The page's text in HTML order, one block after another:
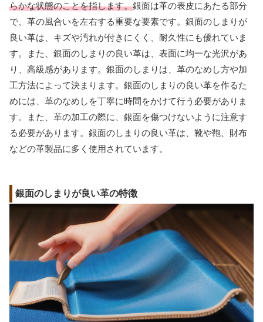
らかな状態のことを指します。銀面は革の表皮にあたる部分
で、革の風合いを左右する重要な要素です。銀面のしまりが
良い革は、キズや汚れが付きにくく、耐久性にも優れていま
す。また、銀面のしまりの良い革は、表面に均一な光沢があ
り、高級感があります。銀面のしまりは、革のなめし方や加
工方法によって決まります。銀面のしまりの良い革を作るた
めには、革のなめしを丁寧に時間をかけて行う必要がありま
す。また、革の加工の際に、銀面を傷つけないように注意す
る必要があります。銀面のしまりの良い革は、靴や鞄、財布
などの革製品に多く使用されています。
銀面のしまりが良い革の特徴